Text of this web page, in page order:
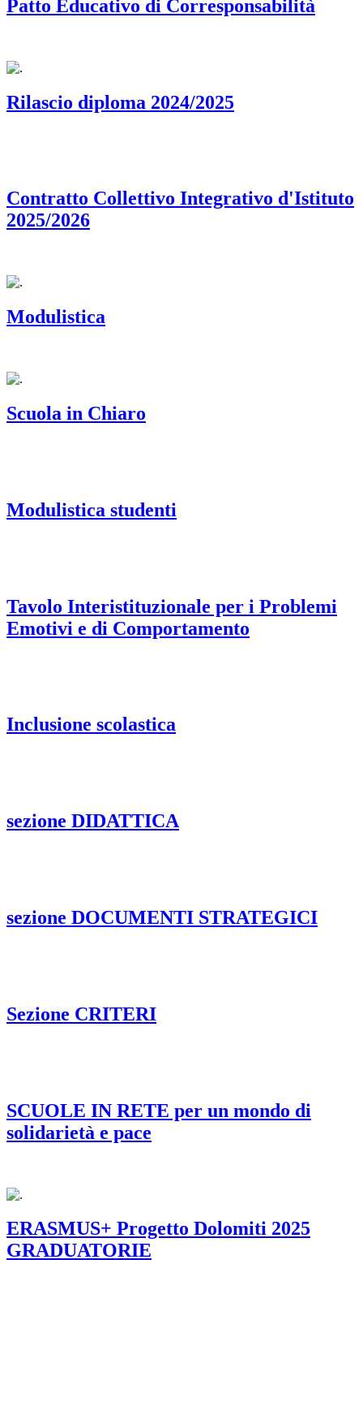
Patto Educativo di Corresponsabilità
Rilascio diploma 2024/2025
Contratto Collettivo Integrativo d'Istituto
2025/2026
Modulistica
Scuola in Chiaro
Modulistica studenti
Tavolo Interistituzionale per i Problemi
Emotivi e di Comportamento
Inclusione scolastica
sezione DIDATTICA
sezione DOCUMENTI STRATEGICI
Sezione CRITERI
SCUOLE IN RETE per un mondo di
solidarietà e pace
ERASMUS+ Progetto Dolomiti 2025
GRADUATORIE